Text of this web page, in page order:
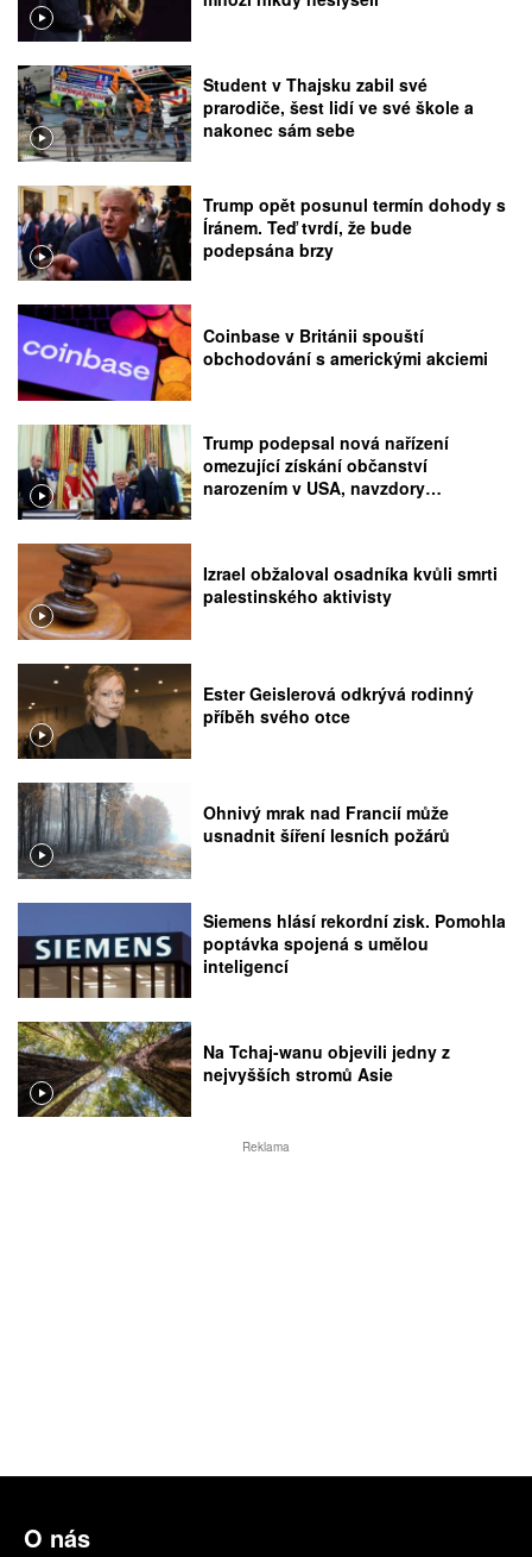
Student v Thajsku zabil své
prarodiče, šest lidí ve své škole a
nakonec sám sebe
Trump opět posunul termín dohody s
Íránem. Teď tvrdí, že bude
podepsána brzy
Coinbase v Británii spouští
obchodování s americkými akciemi
Trump podepsal nová nařízení
omezující získání občanství
narozením v USA, navzdory
Izrael obžaloval osadníka kvůli smrti
palestinského aktivisty
Ester Geislerová odkrývá rodinný
příběh svého otce
Ohnivý mrak nad Francií může
usnadnit šíření lesních požárů
Siemens hlásí rekordní zisk. Pomohla
poptávka spojená s umělou
inteligencí
Na Tchaj-wanu objevili jedny z
nejvyšších stromů Asie
Reklama
O nás